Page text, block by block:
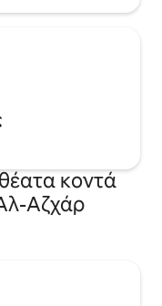
κοντά
Αζχάρ